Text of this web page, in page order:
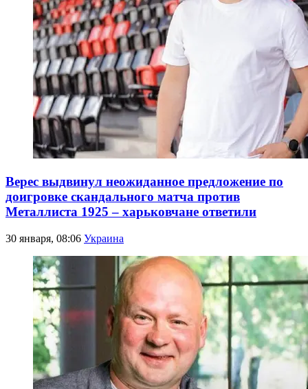
Верес выдвинул неожиданное предложение по
доигровке скандального матча против
Металлиста 1925 – харьковчане ответили
30 января, 08:06 Украина